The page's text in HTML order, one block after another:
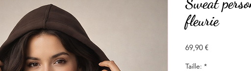
fleurie
69,90 €Prix
Taille: *